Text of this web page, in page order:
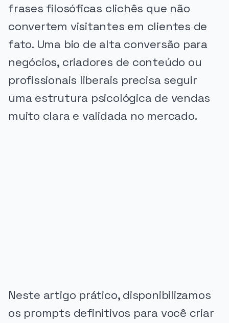
frases filosóficas clichês que não
convertem visitantes em clientes de
fato. Uma bio de alta conversão para
negócios, criadores de conteúdo ou
profissionais liberais precisa seguir
uma estrutura psicológica de vendas
muito clara e validada no mercado.
Neste artigo prático, disponibilizamos
os prompts definitivos para você criar